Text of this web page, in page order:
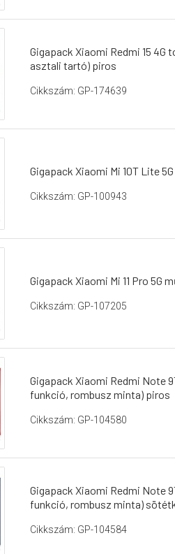
Gigapack Xiaomi Redmi 15 4G
asztali tartó) piros
Cikkszám: GP-174639
Gigapack Xiaomi Mi 10T Lite
Cikkszám: GP-100943
Gigapack Xiaomi Mi 11 Pro 5G
Cikkszám: GP-107205
Gigapack Xiaomi Redmi Note
funkció, rombusz minta) piros
Cikkszám: GP-104580
Gigapack Xiaomi Redmi Note
funkció, rombusz minta)
Cikkszám: GP-104584